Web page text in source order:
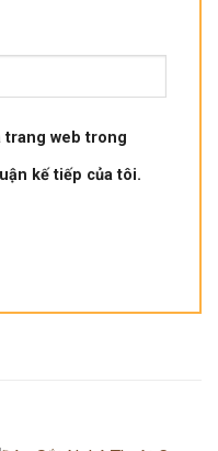
trang web trong
kế tiếp của tôi.